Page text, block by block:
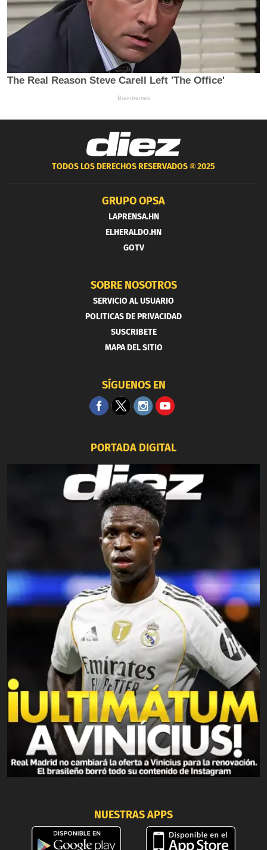
TODOS LOS DERECHOS RESERVADOS ®2025
GRUPO OPSA
LAPRENSA.HN
ELHERALDO.HN
GOTV
SOBRE NOSOTROS
SERVICIO AL USUARIO
POLITICAS DE PRIVACIDAD
SUSCRIBETE
MAPA DEL SITIO
SÍGUENOS EN
PORTADA DIGITAL
NUESTRAS APPS